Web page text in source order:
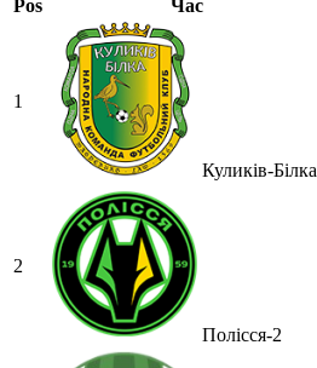
Pos Час
1
Куликів-Білка
2
Полісся-2